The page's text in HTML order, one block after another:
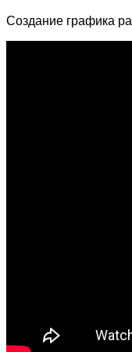
Создание графика